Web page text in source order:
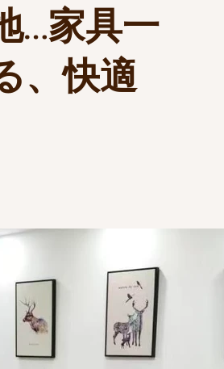
…家具一
、快適